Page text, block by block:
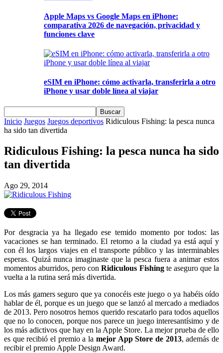
Apple Maps vs Google Maps en iPhone:
comparativa 2026 de navegación, privacidad y
funciones clave
eSIM en iPhone: cómo activarla, transferirla a otro
iPhone y usar doble línea al viajar
Inicio Juegos Juegos deportivos Ridiculous Fishing: la pesca nunca
ha sido tan divertida
Ridiculous Fishing: la pesca nunca ha sido
tan divertida
Ago 29, 2014
Por desgracia ya ha llegado ese temido momento por todos: las
vacaciones se han terminado. El retorno a la ciudad ya está aquí y
con él los largos viajes en el transporte público y las interminables
esperas. Quizá nunca imaginaste que la pesca fuera a animar estos
momentos aburridos, pero conRidiculous Fishingte aseguro que la
vuelta a la rutina será más divertida.
Los más gamers seguro que ya conocéis este juego o ya habéis oído
hablar de él, porque es un juego que se lanzó al mercado a mediados
de 2013. Pero nosotros hemos querido rescatarlo para todos aquellos
que no lo conocen, porque nos parece un juego interesantísimo y de
los más adictivos que hay en la Apple Store. La mejor prueba de ello
es que recibió el premio a la mejor App Store de 2013, además de
recibir el premio Apple Design Award.